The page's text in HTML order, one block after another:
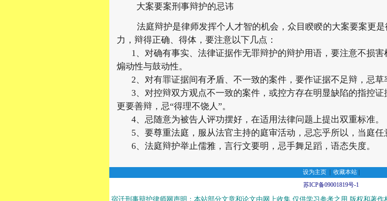
大案要案刑事辩护的忌讳
法庭辩护是律师发挥个人才智的机会，众目睽睽的大案要案更是
力，辩得正确、得体，要注意以下几点：
1、对确有事实、法律证据作无罪辩护的辩护用语，要注意不损害
煽动性与鼓动性。
2、对有罪证据间有矛盾、不一致的案件，要作证据不足辩，忌草
3、对控辩双方观点不一致的案件，或控方存在明显缺陷的指控证
更要善辩，忌“得理不饶人”。
4、忌随意为被告人评功摆好，在适用法律问题上提出双重标准。
5、要尊重法庭，服从法官主持的庭审活动，忌忘乎所以，当庭任
6、法庭辩护举止儒雅，言行文要明，忌手舞足蹈，语态失度。
设为主页| 收藏本站|
苏ICP备09001819号-1
宿迁刑事辩护律师网声明：本站部分文章和论文由网上收集,仅供学习参考之用,版权和著